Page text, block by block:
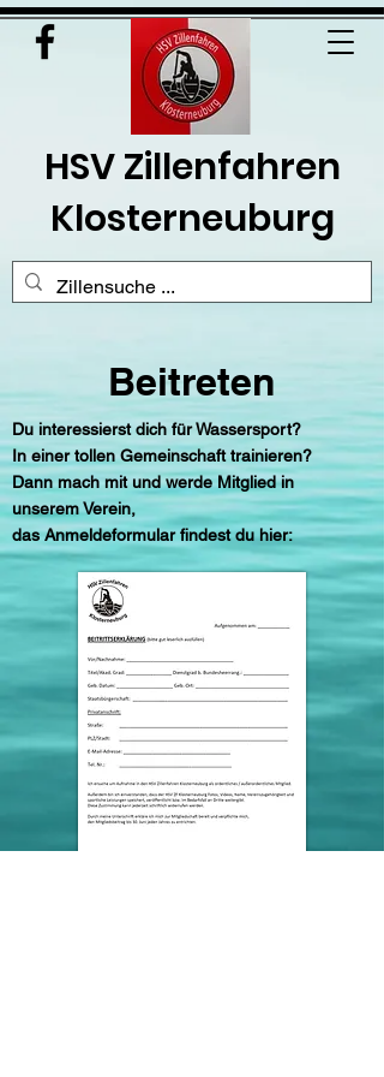
HSV Zillenfahren
Klosterneuburg
Beitreten
Du interessierst dich für Wassersport?
In einer tollen Gemeinschaft trainieren?
Dann mach mit und werde Mitglied in
unserem Verein,
das Anmeldeformular findest du hier: